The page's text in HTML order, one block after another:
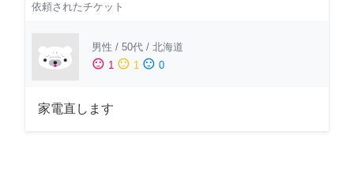
依頼されたチケット
男性 / 50代 / 北海道
sentiment_satisfied 1 sentiment_neutral 1 sentiment_dissatisfied 0
家電直します